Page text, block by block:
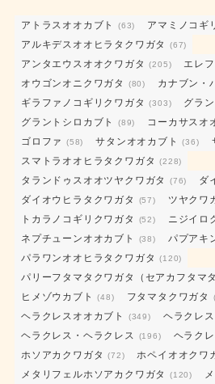
ゴ
リ
ー
アトラスオオカブト (63) アマミノコギ
アルキデスオオヒラタクワガタ (67)
アンタエウスオオクワガタ (205) エレ
オウゴンオニクワガタ (80) カナブン・
ギラファノコギリクワガタ (303) グラ
グラントシロカブト (89) コーカサスオ
ゴロファ (58) サタンオオカブト (36)
スマトラオオヒラタクワガタ (228)
タランドゥスオオツヤクワガタ (76) ダ
ダイオウヒラタクワガタ (57) ツヤクワ
トカラノコギリクワガタ (52) ニジイロ
ネプチューンオオカブト (38) パプアキ
パラワンオオヒラタクワガタ (120)
パリーフタマタクワガタ（セアカフタマタ
ヒメゾウカブト (48) フタマタクワガタ
ヘラクレスオオカブト (349) ヘラクレ
ヘラクレス・ヘラクレス (196) ヘラク
ホソアカクワガタ (72) ホペイオオクワ
メタリフェルホソアカクワガタ (120)